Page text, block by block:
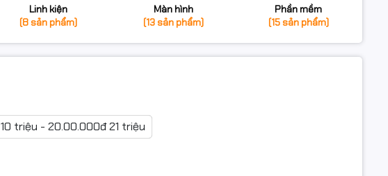
Linh kiện
(8 sản phẩm)
Màn hình
(13 sản phẩm)
Phần mềm
(15 sản phẩm)
10 triệu - 20.00.000đ 21 triệu